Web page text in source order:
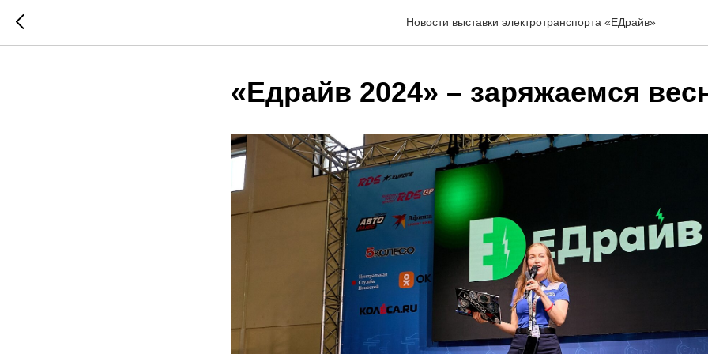
Новости выставки электротранспорта «ЕДрайв»
«Едрайв 2024» – заряжаемся